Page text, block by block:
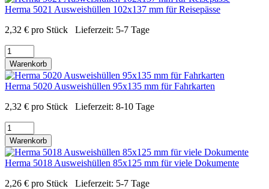
Herma 5021 Ausweishüllen 102x137 mm für Reisepässe
2,32 € pro Stück Lieferzeit: 5-7 Tage
Warenkorb
Herma 5020 Ausweishüllen 95x135 mm für Fahrkarten
2,32 € pro Stück Lieferzeit: 8-10 Tage
Warenkorb
Herma 5018 Ausweishüllen 85x125 mm für viele Dokumente
2,26 € pro Stück Lieferzeit: 5-7 Tage